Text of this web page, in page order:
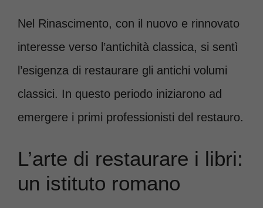
Nel Rinascimento, con il nuovo e rinnovato
interesse verso l’antichità classica, si sentì
l’esigenza di restaurare gli antichi volumi
classici. In questo periodo iniziarono ad
emergere i primi professionisti del restauro.
L’arte di restaurare i libri:
un istituto romano